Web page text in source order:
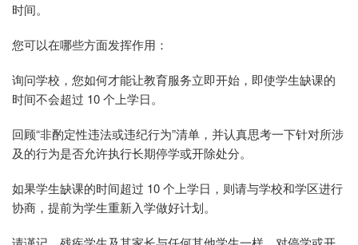
时间。
您可以在哪些方面发挥作用：
询问学校，您如何才能让教育服务立即开始，即使学生缺课的
时间不会超过 10 个上学日。
回顾“非酌定性违法或违纪行为”清单，并认真思考一下针对所涉
及的行为是否允许执行长期停学或开除处分。
如果学生缺课的时间超过 10 个上学日，则请与学校和学区进行
协商，提前为学生重新入学做好计划。